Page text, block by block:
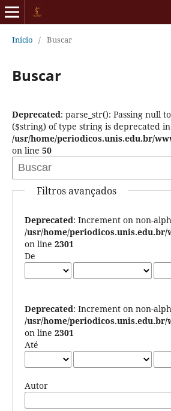
Início / Buscar
Buscar
Deprecated: parse_str(): Passing null
($string) of type string is deprecated in
/usr/home/periodicos.unis.edu.br/
on line 50
Filtros avançados
Deprecated : Increment on non-
/usr/home/
on line 2301
De
Deprecated : Increment on non-
/usr/home/
on line 2301
Até
Autor